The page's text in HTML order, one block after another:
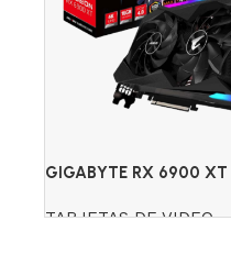
GIGABYTE RX 6900 XT
TARJETAS DE VIDEO